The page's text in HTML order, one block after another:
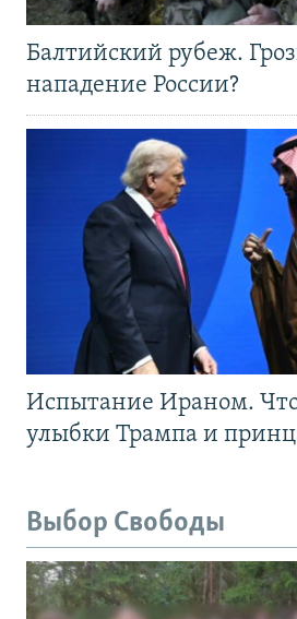
Балтийский рубеж.
нападение России?
Испытание Ираном.
улыбки Трампа и
Выбор Свободы